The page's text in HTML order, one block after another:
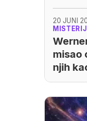
20 JUNI
misao
njih